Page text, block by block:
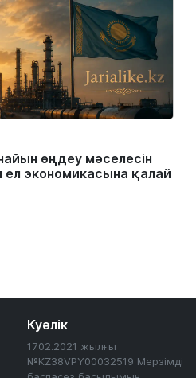
өңдеу мәселесін
экономикасына қалай
Куәлік
17.02.2021 жылғы
№KZ38VPY00032519 Мерзімді